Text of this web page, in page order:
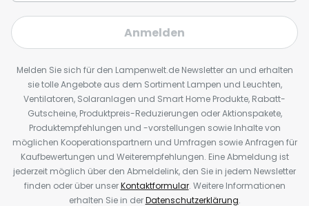
Anmelden
Melden Sie sich für den Lampenwelt.de Newsletter an und erhalten
sie tolle Angebote aus dem Sortiment Lampen und Leuchten,
Ventilatoren, Solaranlagen und Smart Home Produkte, Rabatt-
Gutscheine, Produktpreis-Reduzierungen oder Aktionspakete,
Produktempfehlungen und -vorstellungen sowie Inhalte von
möglichen Kooperationspartnern und Umfragen sowie Anfragen für
Kaufbewertungen und Weiterempfehlungen. Eine Abmeldung ist
jederzeit möglich über den Abmeldelink, den Sie in jedem Newsletter
finden oder über unserKontaktformular. Weitere Informationen
erhalten Sie in derDatenschutzerklärung.